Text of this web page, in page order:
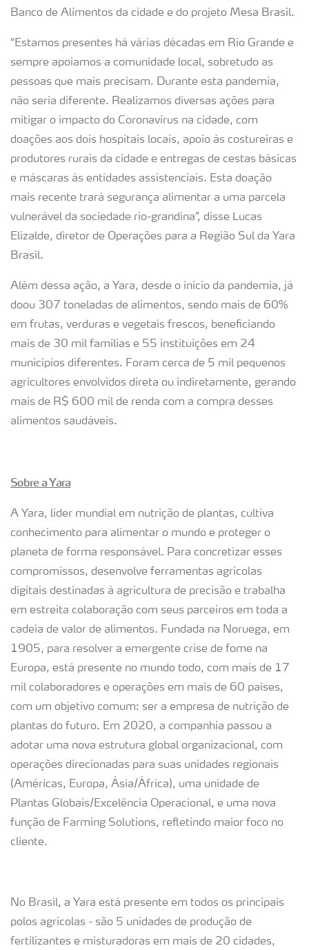
Banco de Alimentos da cidade e do projeto Mesa Brasil.
“Estamos presentes há várias décadas em Rio Grande e
sempre apoiamos a comunidade local, sobretudo as
pessoas que mais precisam. Durante esta pandemia,
não seria diferente. Realizamos diversas ações para
mitigar o impacto do Coronavírus na cidade, com
doações aos dois hospitais locais, apoio às costureiras e
produtores rurais da cidade e entregas de cestas básicas
e máscaras às entidades assistenciais. Esta doação
mais recente trará segurança alimentar a uma parcela
vulnerável da sociedade rio-grandina”, disse Lucas
Elizalde, diretor de Operações para a Região Sul da Yara
Brasil.
Além dessa ação, a Yara, desde o início da pandemia, já
doou 307 toneladas de alimentos, sendo mais de 60%
em frutas, verduras e vegetais frescos, beneficiando
mais de 30 mil famílias e 55 instituições em 24
municípios diferentes. Foram cerca de 5 mil pequenos
agricultores envolvidos direta ou indiretamente, gerando
mais de R$ 600 mil de renda com a compra desses
alimentos saudáveis.
Sobre a Yara
A Yara, líder mundial em nutrição de plantas, cultiva
conhecimento para alimentar o mundo e proteger o
planeta de forma responsável. Para concretizar esses
compromissos, desenvolve ferramentas agrícolas
digitais destinadas à agricultura de precisão e trabalha
em estreita colaboração com seus parceiros em toda a
cadeia de valor de alimentos. Fundada na Noruega, em
1905, para resolver a emergente crise de fome na
Europa, está presente no mundo todo, com mais de 17
mil colaboradores e operações em mais de 60 países,
com um objetivo comum: ser a empresa de nutrição de
plantas do futuro. Em 2020, a companhia passou a
adotar uma nova estrutura global organizacional, com
operações direcionadas para suas unidades regionais
(Américas, Europa, Ásia/África), uma unidade de
Plantas Globais/Excelência Operacional, e uma nova
função de Farming Solutions, refletindo maior foco no
cliente.
No Brasil, a Yara está presente em todos os principais
polos agrícolas - são 5 unidades de produção de
fertilizantes e misturadoras em mais de 20 cidades,